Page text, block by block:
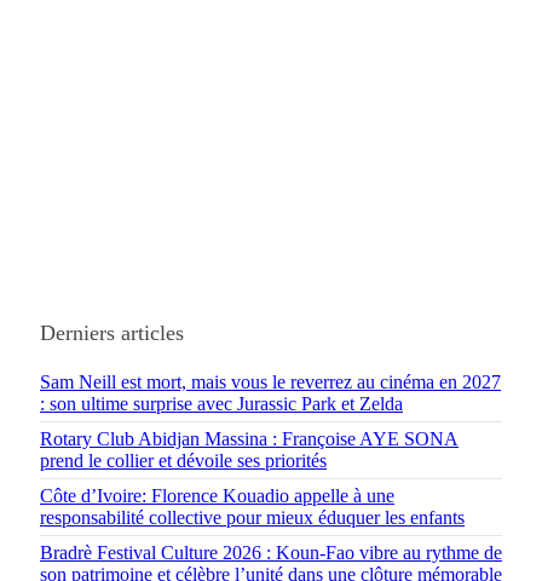
Derniers articles
Sam Neill est mort, mais vous le reverrez au cinéma en 2027
: son ultime surprise avec Jurassic Park et Zelda
Rotary Club Abidjan Massina : Françoise AYE SONA
prend le collier et dévoile ses priorités
Côte d’Ivoire: Florence Kouadio appelle à une
responsabilité collective pour mieux éduquer les enfants
Bradrè Festival Culture 2026 : Koun-Fao vibre au rythme de
son patrimoine et célèbre l’unité dans une clôture mémorable